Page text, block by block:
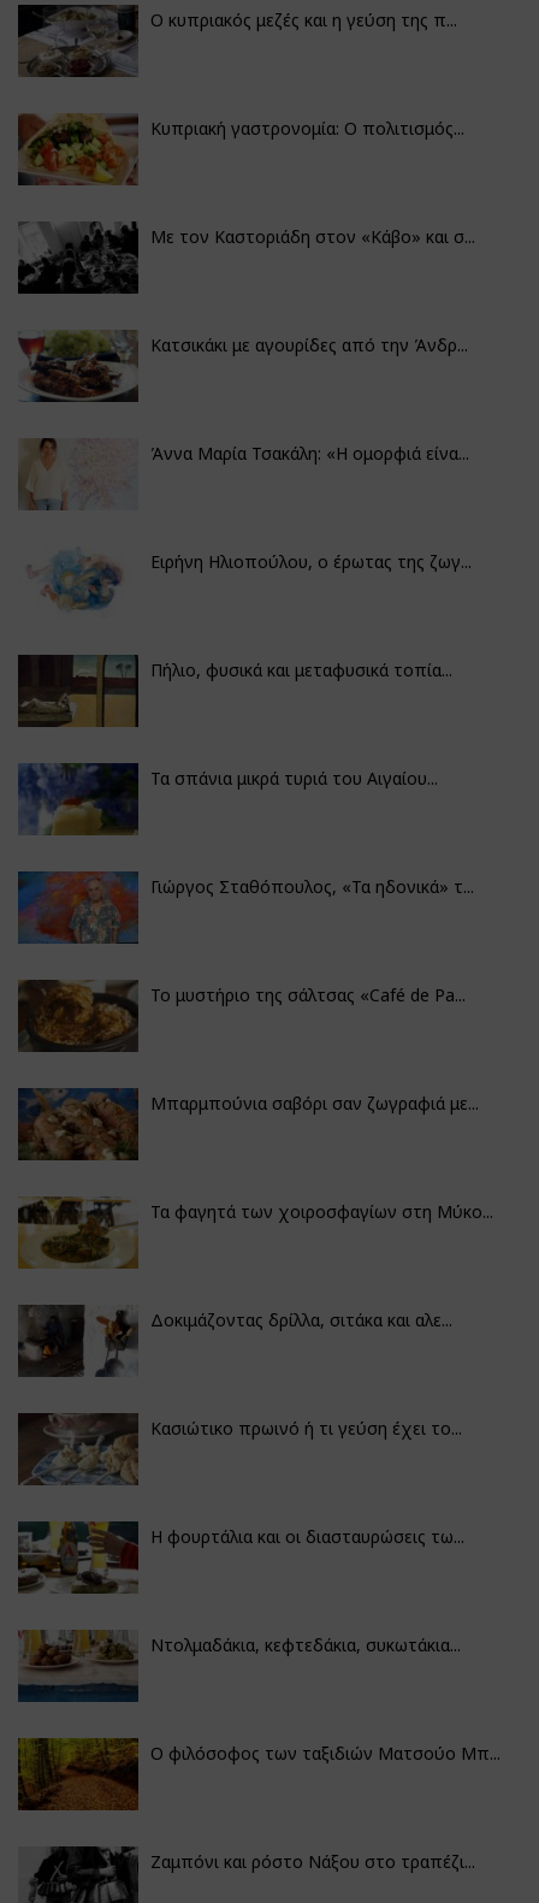
Ο κυπριακός μεζές και η γεύση της π...
Κυπριακή γαστρονομία: Ο πολιτισμός...
Με τον Καστοριάδη στον «Κάβο» και σ...
Κατσικάκι με αγουρίδες από την Άνδρ...
Άννα Μαρία Τσακάλη: «Η ομορφιά είνα...
Ειρήνη Ηλιοπούλου, ο έρωτας της ζωγ...
Πήλιο, φυσικά και μεταφυσικά τοπία...
Τα σπάνια μικρά τυριά του Αιγαίου...
Γιώργος Σταθόπουλος, «Τα ηδονικά» τ...
Το μυστήριο της σάλτσας «Café de Pa...
Μπαρμπούνια σαβόρι σαν ζωγραφιά με...
Τα φαγητά των χοιροσφαγίων στη Μύκο...
Δοκιμάζοντας δρίλλα, σιτάκα και αλε...
Κασιώτικο πρωινό ή τι γεύση έχει το...
Η φουρτάλια και οι διασταυρώσεις τω...
Ντολμαδάκια, κεφτεδάκια, συκωτάκια...
Ο φιλόσοφος των ταξιδιών Ματσούο Μπ...
Ζαμπόνι και ρόστο Νάξου στο τραπέζι...